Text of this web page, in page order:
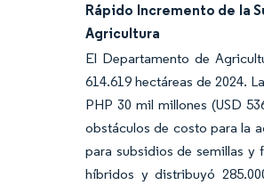
Rápido Incremento de la
Agricultura
El Departamento de
614.619 hectáreas de 2024.
PHP 30 mil millones (USD
obstáculos de costo para la
para subsidios de semillas y
híbridos y distribuyó